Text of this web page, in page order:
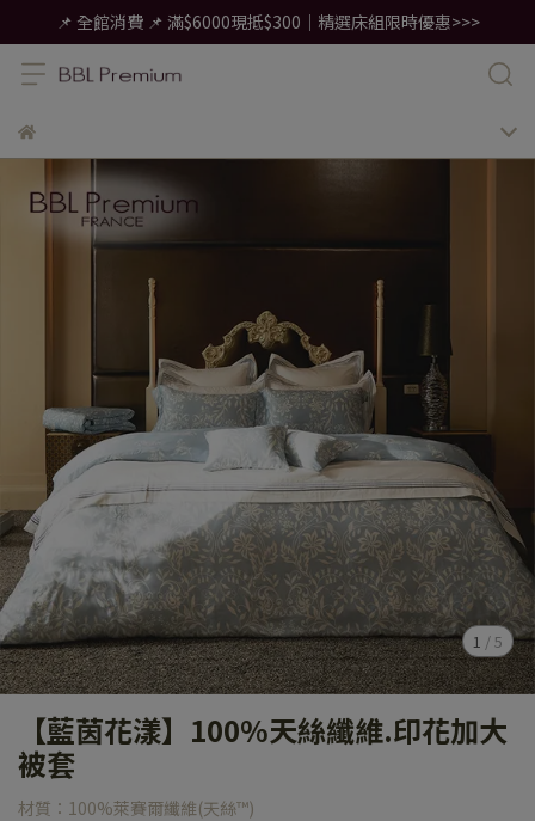
📌 全館消費 📌 滿$6000現抵$300｜精選床組限時優惠>>>
1 /5
【藍茵花漾】100%天絲纖維.印花加大
被套
材質：100%萊賽爾纖維(天絲™)